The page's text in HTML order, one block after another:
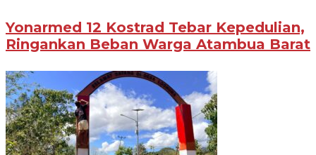
Yonarmed 12 Kostrad Tebar Kepedulian,
Ringankan Beban Warga Atambua Barat